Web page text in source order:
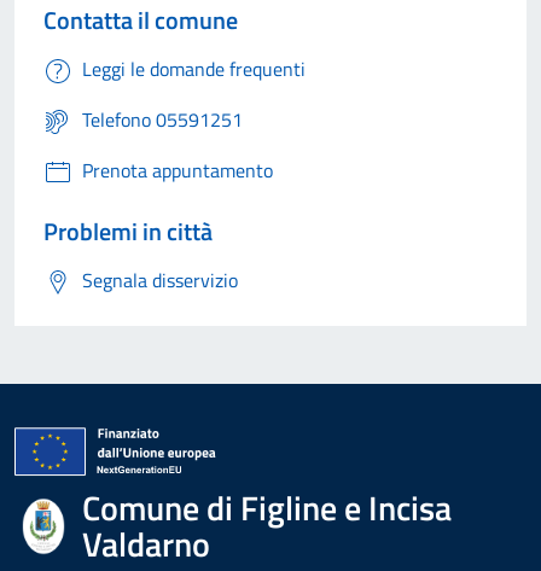
Contatta il comune
Leggi le domande frequenti
Telefono 05591251
Prenota appuntamento
Problemi in città
Segnala disservizio
Comune di Figline e Incisa
Valdarno